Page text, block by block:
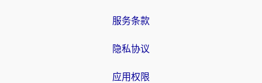
服务条款
隐私协议
应用权限